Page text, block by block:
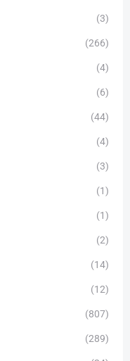
(3)
(266)
(4)
(6)
(44)
(4)
(3)
(1)
(1)
(2)
(14)
(12)
(807)
(289)